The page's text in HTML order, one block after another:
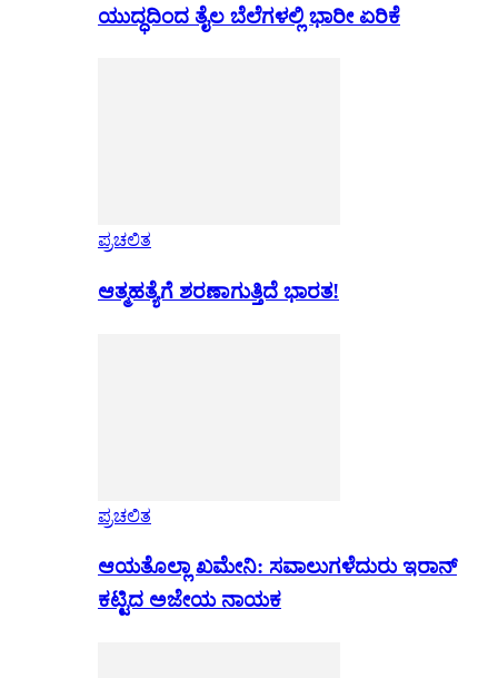
ಯುದ್ಧದಿಂದ ತೈಲ ಬೆಲೆಗಳಲ್ಲಿ ಭಾರೀ ಏರಿಕೆ
ಪ್ರಚಲಿತ
ಆತ್ಮಹತ್ಯೆಗೆ ಶರಣಾಗುತ್ತಿದೆ ಭಾರತ!
ಪ್ರಚಲಿತ
ಆಯತೊಲ್ಲಾ ಖಮೇನಿ: ಸವಾಲುಗಳೆದುರು ಇರಾನ್
ಕಟ್ಟಿದ ಅಜೇಯ ನಾಯಕ